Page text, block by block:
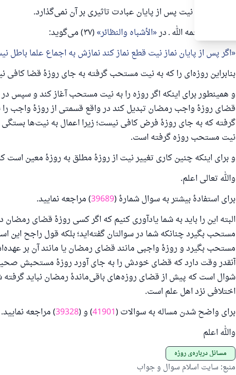
و برای اینکه نیت پس از پایان عبادت تاثیری بر آن نمی‌گذارد.
سیوطی ـ رحمه الله ـ در الأشباه والنظائر (۳۷) می‌گوید:
اگر پس از پایان نماز نیت قطع نماز کند نمازش به اجماع علما باطل
بنابراین روزه‌ای را که به نیت مستحب گرفته به جای روزهٔ قضا کافی
و همینطور برای اینکه اگر روزه را به نیت مستحب آغاز کند و سپس در
قضای روزهٔ واجب رمضان تبدیل کند در واقع قسمتی از روزهٔ واجب
گرفته که به جای روزهٔ فرض کافی نیست؛ زیرا اعمال به نیت‌ها بستگی
نیت مستحب روزه گرفته است.
و برای اینکه چنین کاری تغییر نیت از روزهٔ مطلق به روزهٔ معین
والله تعالی اعلم.
برای استفادهٔ بیشتر به سوال شمارهٔ (39689) مراجعه نمایید.
البته این را باید به شما یادآوری کنیم که اگر کسی روزهٔ قضای رمضان
مستحب بگیرد چنانکه شما در سوالتان گفته‌اید؛ بلکه قول راجح این
مستحب بگیرد و روزهٔ واجبی مانند قضای رمضان یا مانند آن بر
آنقدر وقت دارد که قضای خودش را به جای آورد روزهٔ مستحبش
شوال است که پیش از قضای روزه‌های باقی‌ماندهٔ رمضان نباید گرفته
اختلافی نزد اهل علم است.
برای واضح شدن مساله به سوالات (41901) و (39328) مراجعه نمایید.
والله اعلم
مسائل درباره‌ی روزه
منبع: سایت اسلام سوال و جواب
پاسخ شمارهٔ ۱۱۰۸۴۵ یک زندگی زناشویی را نجات داد.
از پرسش تا پاسخ، کمک مالی شما «اسلام سوال و
رسول الله صلی الله علیه وسلم
آنکه به سوی خیری راهنمایی کند مانند پاداش انجام
داشت